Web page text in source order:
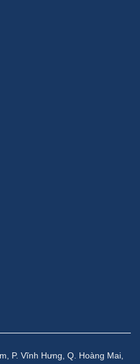
P. Vĩnh Hưng, Q. Hoàng Mai,